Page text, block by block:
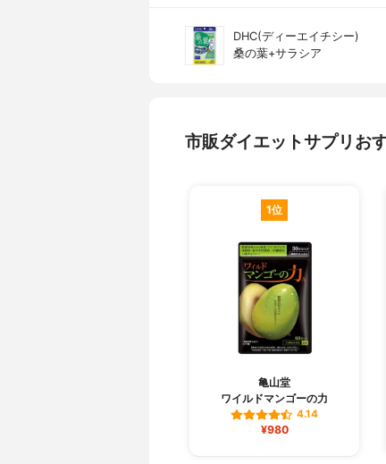
DHC(ディーエイチシー)
桑の葉+サラシア
市販ダイエットサプリお
1位
亀山堂
ワイルドマンゴーの力
4.14
¥980